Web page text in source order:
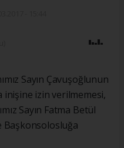
Sayın Çavuşoğlunun
inişine izin verilmemesi,
Sayın Fatma Betül
Başkonsolosluğa